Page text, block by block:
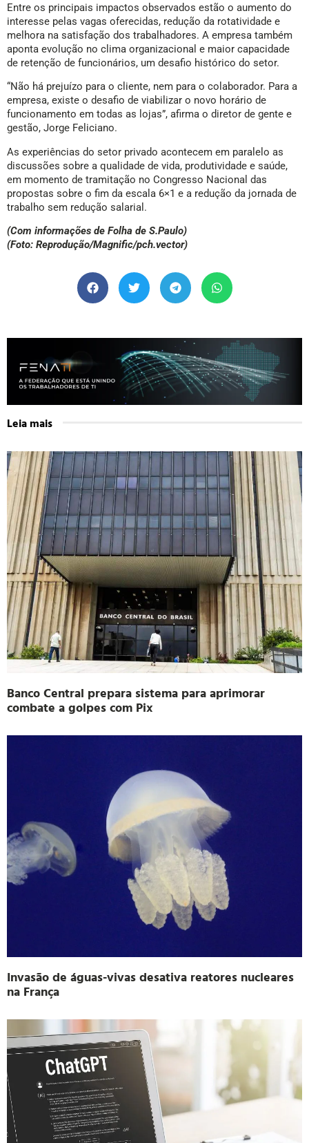
Entre os principais impactos observados estão o aumento do
interesse pelas vagas oferecidas, redução da rotatividade e
melhora na satisfação dos trabalhadores. A empresa também
aponta evolução no clima organizacional e maior capacidade
de retenção de funcionários, um desafio histórico do setor.
“Não há prejuízo para o cliente, nem para o colaborador. Para a
empresa, existe o desafio de viabilizar o novo horário de
funcionamento em todas as lojas”, afirma o diretor de gente e
gestão, Jorge Feliciano.
As experiências do setor privado acontecem em paralelo as
discussões sobre a qualidade de vida, produtividade e saúde,
em momento de tramitação no Congresso Nacional das
propostas sobre o fim da escala 6×1 e a redução da jornada de
trabalho sem redução salarial.
(Com informações de Folha de S.Paulo)
(Foto: Reprodução/Magnific/pch.vector)
Leia mais
Banco Central prepara sistema para aprimorar
combate a golpes com Pix
Invasão de águas-vivas desativa reatores nucleares
na França